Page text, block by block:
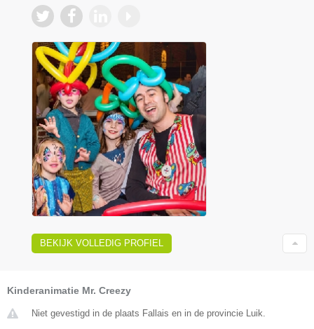
BEKIJK VOLLEDIG PROFIEL
Kinderanimatie Mr. Creezy
Niet gevestigd in de plaats Fallais en in de provincie Luik.